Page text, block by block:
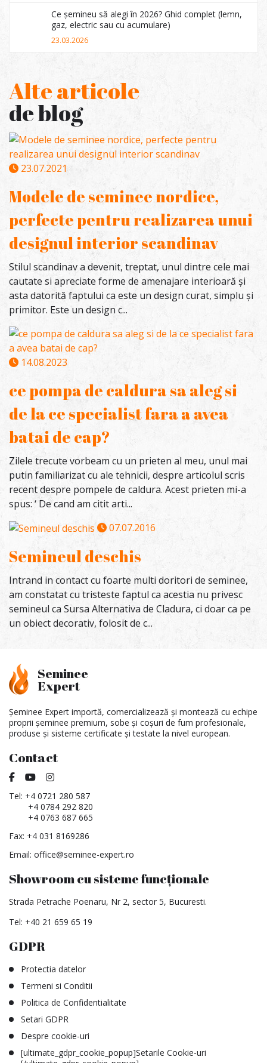
Ce șemineu să alegi în 2026? Ghid complet (lemn,
gaz, electric sau cu acumulare)
23.03.2026
Alte articole
de blog
23.07.2021
Modele de seminee nordice,
perfecte pentru realizarea unui
designul interior scandinav
Stilul scandinav a devenit, treptat, unul dintre cele mai
cautate si apreciate forme de amenajare interioară și
asta datorită faptului ca este un design curat, simplu și
primitor. Este un design c...
14.08.2023
ce pompa de caldura sa aleg si
de la ce specialist fara a avea
batai de cap?
Zilele trecute vorbeam cu un prieten al meu, unul mai
putin familiarizat cu ale tehnicii, despre articolul scris
recent despre pompele de caldura. Acest prieten mi-a
spus: ‘ De cand am citit arti...
07.07.2016
Semineul deschis
Intrand in contact cu foarte multi doritori de seminee,
am constatat cu tristeste faptul ca acestia nu privesc
semineul ca Sursa Alternativa de Cladura, ci doar ca pe
un obiect decorativ, folosit de c...
Seminee
Expert
Șeminee Expert importă, comercializează și montează cu echipe
proprii șeminee premium, sobe și coșuri de fum profesionale,
produse și sisteme certificate și testate la nivel european.
Contact
Tel: +4 0721 280 587
+4 0784 292 820
+4 0763 687 665
Fax: +4 031 8169286
Email: office@seminee-expert.ro
Showroom cu sisteme funcționale
Strada Petrache Poenaru, Nr 2, sector 5, Bucuresti.
Tel: +40 21 659 65 19
GDPR
Protectia datelor
Termeni si Conditii
Politica de Confidentialitate
Setari GDPR
Despre cookie-uri
[ultimate_gdpr_cookie_popup]Setarile Cookie-uri